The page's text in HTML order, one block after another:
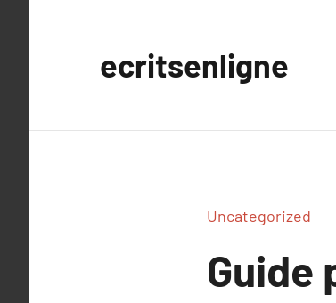
ecritsenligne
Uncategorized
Guide